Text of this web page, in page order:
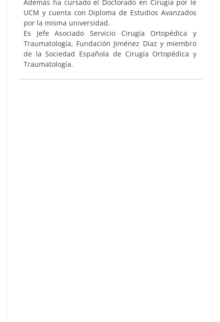
Además ha cursado el Doctorado en Cirugía por le
UCM y cuenta con Diploma de Estudios Avanzados
por la misma universidad.
Es Jefe Asociado Servicio Cirugía Ortopédica y
Traumatología, Fundación Jiménez Diaz y miembro
de la Sociedad Española de Cirugía Ortopédica y
Traumatología.